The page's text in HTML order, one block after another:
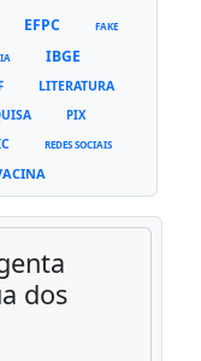
EFPC FAKE
IBGE
LITERATURA
PIX
REDES SOCIAIS
dos